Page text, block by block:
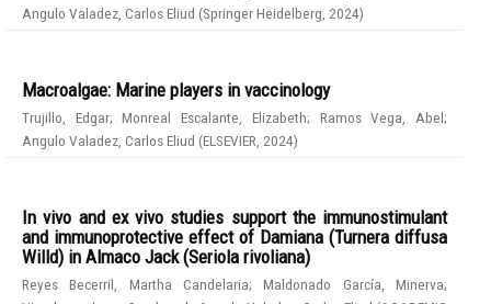
Angulo Valadez, Carlos Eliud (Springer Heidelberg 2024)
Macroalgae: Marine players in vaccinology
Trujillo, Edgar;Monreal Escalante, Elizabeth; Ramos Vega, Abel;
Angulo Valadez, Carlos Eliud (ELSEVIER 2024)
In vivo and ex vivo studies support the immunostimulant
and immunoprotective effect of Damiana (Turnera diffusa
Willd) in Almaco Jack (Seriola rivoliana)
Reyes Becerril, Martha Candelaria;Maldonado García, Minerva;